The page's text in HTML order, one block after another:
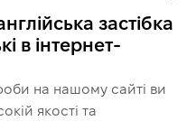
застібка
в інтернет-
на нашому сайті ви
якості та